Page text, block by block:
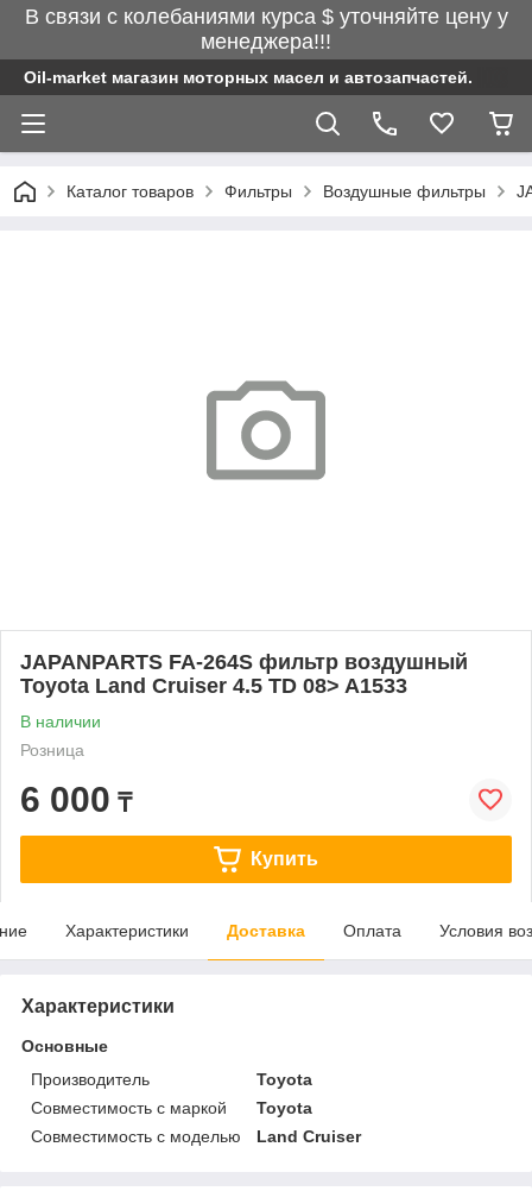
В связи с колебаниями курса $ уточняйте цену у
менеджера!!!
Oil-market магазин моторных масел и автозапчастей.
Каталог товаров Фильтры Воздушные фильтры
JAPANPARTS FA-264S фильтр воздушный
Toyota Land Cruiser 4.5 TD 08> A1533
В наличии
Розница
6 000 ₸
Купить
Характеристики Доставка Оплата Условия
Характеристики
Основные
Производитель
Toyota
Совместимость с маркой
Toyota
Совместимость с моделью
Land Cruiser